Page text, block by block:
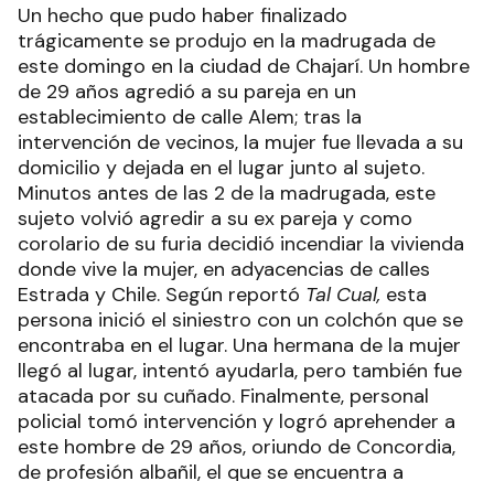
Un hecho que pudo haber finalizado
trágicamente se produjo en la madrugada de
este domingo en la ciudad de Chajarí. Un hombre
de 29 años agredió a su pareja en un
establecimiento de calle Alem; tras la
intervención de vecinos, la mujer fue llevada a su
domicilio y dejada en el lugar junto al sujeto.
Minutos antes de las 2 de la madrugada, este
sujeto volvió agredir a su ex pareja y como
corolario de su furia decidió incendiar la vivienda
donde vive la mujer, en adyacencias de calles
Estrada y Chile. Según reportó Tal Cual, esta
persona inició el siniestro con un colchón que se
encontraba en el lugar. Una hermana de la mujer
llegó al lugar, intentó ayudarla, pero también fue
atacada por su cuñado. Finalmente, personal
policial tomó intervención y logró aprehender a
este hombre de 29 años, oriundo de Concordia,
de profesión albañil, el que se encuentra a